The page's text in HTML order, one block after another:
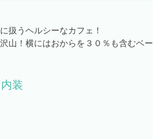
扱うヘルシーなカフェ！
山！横にはおからを３０％も含むベー
内装